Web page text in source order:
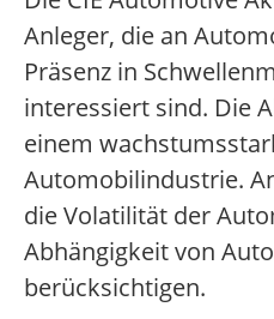
Anleger, die an
Präsenz in
interessiert sind. Die
einem
Automobilindustrie.
die Volatilität der
Abhängigkeit von
berücksichtigen.